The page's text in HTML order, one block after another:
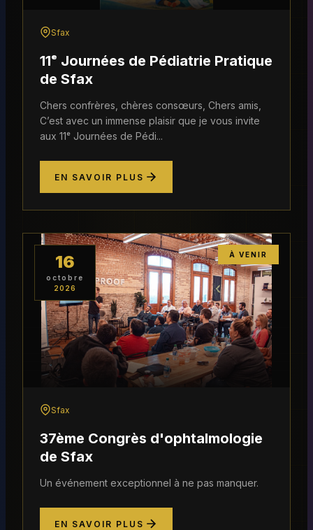
Sfax
11ᵉ Journées de Pédiatrie Pratique
de Sfax
Chers confrères, chères consœurs, Chers amis,
C’est avec un immense plaisir que je vous invite
aux 11ᵉ Journées de Pédi...
EN SAVOIR PLUS
À VENIR
16
octobre
2026
Sfax
37ème Congrès d'ophtalmologie
de Sfax
Un événement exceptionnel à ne pas manquer.
EN SAVOIR PLUS